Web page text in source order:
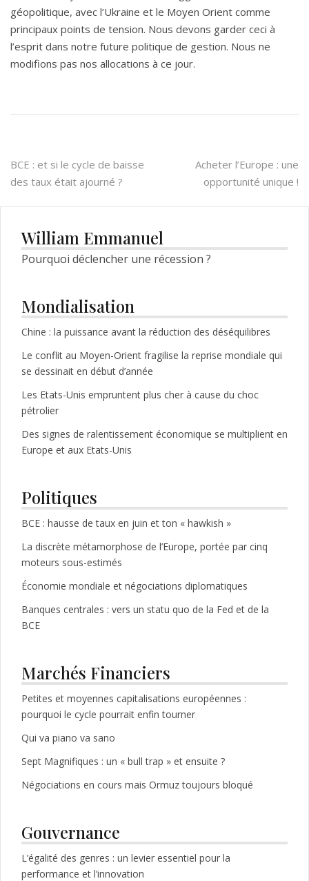
géopolitique, avec l’Ukraine et le Moyen Orient comme
principaux points de tension. Nous devons garder ceci à
l’esprit dans notre future politique de gestion. Nous ne
modifions pas nos allocations à ce jour.
Navigation
de
BCE : et si le cycle de baisse
des taux était ajourné ?
Acheter l’Europe : une
opportunité unique !
William Emmanuel
Pourquoi déclencher une récession ?
Mondialisation
Chine : la puissance avant la réduction des déséquilibres
Le conflit au Moyen-Orient fragilise la reprise mondiale qui
se dessinait en début d’année
Les Etats-Unis empruntent plus cher à cause du choc
pétrolier
Des signes de ralentissement économique se multiplient en
Europe et aux Etats-Unis
Politiques
BCE : hausse de taux en juin et ton « hawkish »
La discrète métamorphose de l’Europe, portée par cinq
moteurs sous-estimés
Économie mondiale et négociations diplomatiques
Banques centrales : vers un statu quo de la Fed et de la
BCE
Marchés Financiers
Petites et moyennes capitalisations européennes :
pourquoi le cycle pourrait enfin tourner
Qui va piano va sano
Sept Magnifiques : un « bull trap » et ensuite ?
Négociations en cours mais Ormuz toujours bloqué
Gouvernance
L’égalité des genres : un levier essentiel pour la
performance et l’innovation